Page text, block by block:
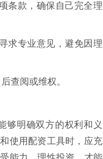
条款，确保自己完全理
求专业意见，避免因理
查阅或维权。
够明确双方的权利和义
使用配资工具时，应充